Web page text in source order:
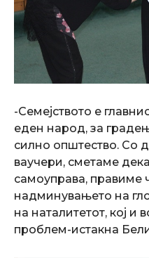
-Семејството е
еден народ, за
силно општество. Со
ваучери, сметаме
самоуправа, правиме
надминувањето на
на наталитетот, кој и
проблем-истакна